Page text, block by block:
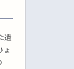
遺
ょ